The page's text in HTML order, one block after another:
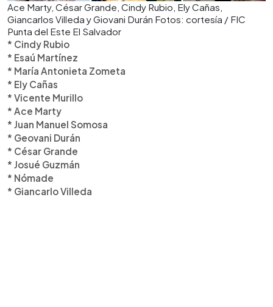
Ace Marty, César Grande, Cindy Rubio, Ely Cañas,
Giancarlos Villeda y Giovani Durán Fotos: cortesía / FIC
Punta del Este El Salvador
* Cindy Rubio
* Esaú Martínez
* María Antonieta Zometa
* Ely Cañas
* Vicente Murillo
* Ace Marty
* Juan Manuel Somosa
* Geovani Durán
* César Grande
* Josué Guzmán
* Nómade
* Giancarlo Villeda